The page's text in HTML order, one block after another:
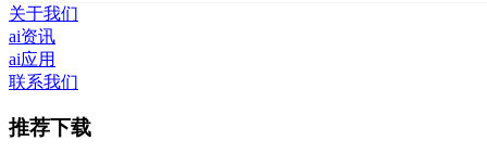
关于我们
ai资讯
ai应用
联系我们
推荐下载